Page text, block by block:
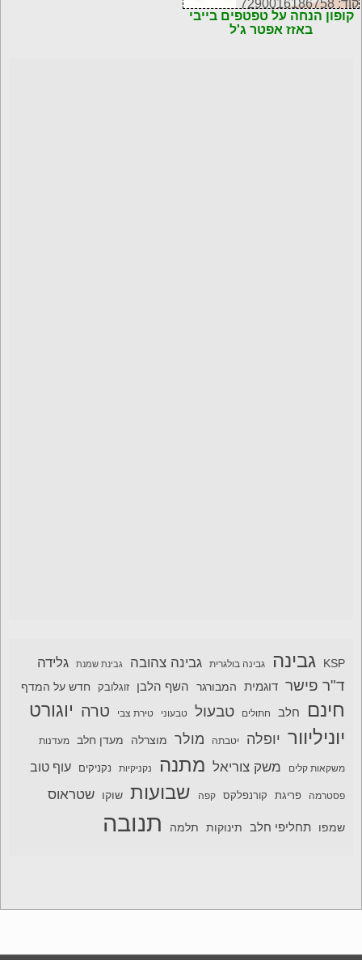
קוד: 7290016186758
קופון הנחה על טפטפים בייבי
באזז אפטר ג'ל
KSP גבינה גבינה בולגרית גבינה צהובה גבינת שמנת גלידה
ד"ר פישר דוגמית המבורגר השף הלבן זוגלובק חדש על המדף
חינם חלב חתולים טבעול טבעוני טירת צבי טרה יוגורט
יוניליוור יופלה יטבתה מולר מוצרלה מעדן חלב מעדנות
משקאות קלים משק צוריאל מתנה נקניקיות נקניקים עוף טוב
פסטרמה פריגת קורנפלקס קפה שבועות שוקו שטראוס
שמפו תחליפי חלב תינוקות תלמה תנובה